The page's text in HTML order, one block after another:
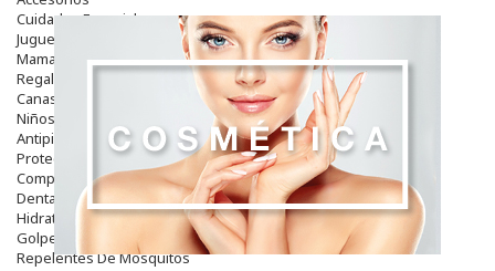
Cuidados Especiales
Juguetes
Mama
Regalos
Canastilla
Niños
Antipiojos
Protección Solar
Complementos Alimentarios
Dentales
Hidratantes
Golpes Y Hematomas
Repelentes De Mosquitos